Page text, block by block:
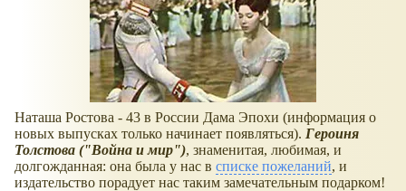
Наташа Ростова - 43 в России Дама Эпохи (информация о
новых выпусках только начинает появляться). Героиня
Толстова ("Война и мир"), знаменитая, любимая, и
долгожданная: она была у нас в списке пожеланий, и
издательство порадует нас таким замечательным подарком!